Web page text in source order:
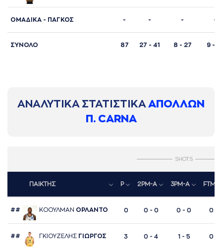
ΟΜΑΔΙΚΑ - ΠΑΓΚΟΣ - - - -
ΣΥΝΟΛΟ 87 27 - 41 8 - 27 9 -
ΑΝΑΛΥΤΙΚΑ ΣΤΑΤΙΣΤΙΚΑΑΠΟΛΛΩΝ
Π. CARNA
SHOTS
ΠΑΙΚΤΗΣ P 2PM-A 3PM-A FTM-A
## ΚΟΟΥΛΜAΝ ΟΡΛAΝΤΟ 0 0 - 0 0 - 0 0 -
## ΓΚΙΟΥΖΕΛΗΣ ΓΙΩΡΓΟΣ 3 0 - 4 1 - 5 0 -